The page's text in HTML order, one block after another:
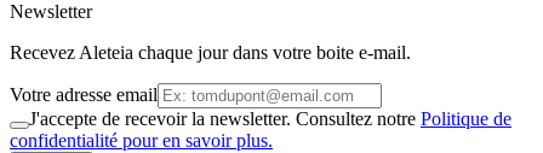
Newsletter
Recevez Aleteia chaque jour dans votre boite e-mail.
Votre adresse email
J'accepte de recevoir la newsletter. Consultez notre Politique de
confidentialité pour en savoir plus.